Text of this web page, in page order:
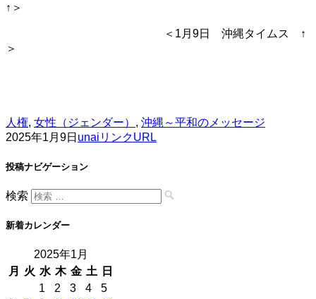
↑＞
＜1月9日 沖縄タイムス ↑
＞
人権, 女性（ジェンダー） , 沖縄～平和のメッセージ
2025年1月9日 unai リンクURL
投稿ナビゲーション
検索
新着カレンダー
2025年1月
月
火 水 木 金 土 日
1
2 3 4
5